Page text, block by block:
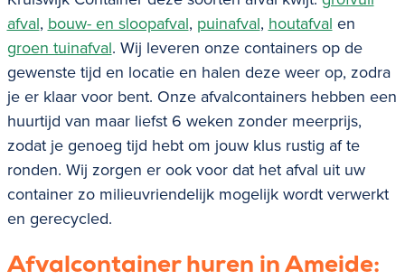
afval, bouw- en sloopafval, puinafval, houtafval en
groen tuinafval. Wij leveren onze containers op de
gewenste tijd en locatie en halen deze weer op, zodra
je er klaar voor bent. Onze afvalcontainers hebben een
huurtijd van maar liefst 6 weken zonder meerprijs,
zodat je genoeg tijd hebt om jouw klus rustig af te
ronden. Wij zorgen er ook voor dat het afval uit uw
container zo milieuvriendelijk mogelijk wordt verwerkt
en gerecycled.
Afvalcontainer huren in Ameide: